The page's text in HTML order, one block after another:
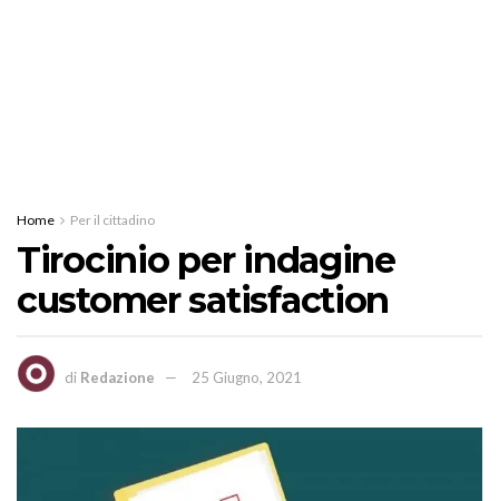
Home Per il cittadino
Tirocinio per indagine
customer satisfaction
di Redazione 25 Giugno, 2021